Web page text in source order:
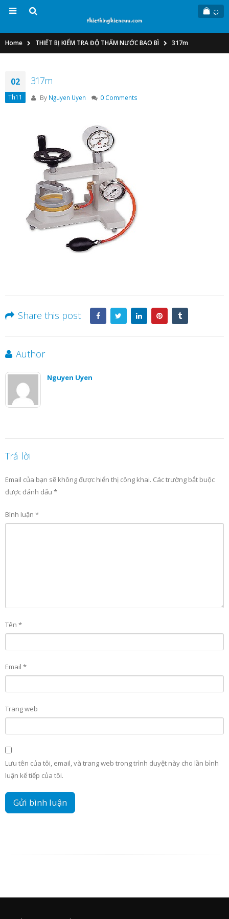
Home THIẾT BỊ KIỂM TRA ĐỘ THẤM NƯỚC BAO BÌ 317m
02
Th11
317m
By Nguyen Uyen 0 Comments
Share this post
Author
Nguyen Uyen
Trả lời
Email của bạn sẽ không được hiển thị công khai. Các trường bắt buộc
được đánh dấu *
Bình luận *
Tên *
Email *
Trang web
Lưu tên của tôi, email, và trang web trong trình duyệt này cho lần bình
luận kế tiếp của tôi.